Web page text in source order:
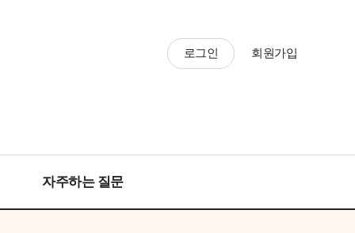
로그인 회원가입
자주하는 질문